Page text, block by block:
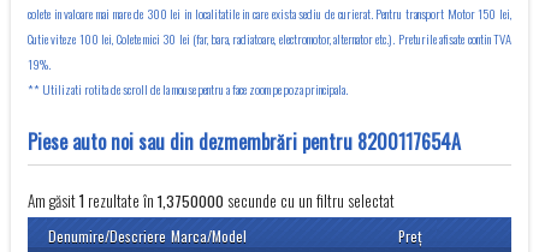
colete in valoare mai mare de 300 lei in localitatile in care exista sediu de curierat. Pentru transport Motor 150 lei,
Cutie viteze 100 lei, Colete mici 30 lei (far, bara, radiatoare, electromotor, alternator etc.). Preturile afisate contin TVA
19%.
** Utilizati rotita de scroll de la mouse pentru a face zoom pe poza principala.
Piese auto noi sau din dezmembrări pentru 8200117654A
Am găsit1 rezultate în 1,3750000 secunde cu un filtru selectat
Denumire/Descriere Marca/Model
Preţ